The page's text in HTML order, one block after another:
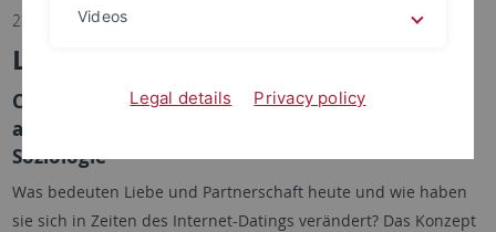
28.06.2022
Love in culture and the brain
CIN Dialogues führen interdisziplinäres Gespräch
an der Schnittstelle von Neurowissenschaft und
Soziologie
Was bedeuten Liebe und Partnerschaft heute und wie haben
sie sich in Zeiten des Internet-Datings verändert? Das Konzept
Videos
Legal details Privacy policy